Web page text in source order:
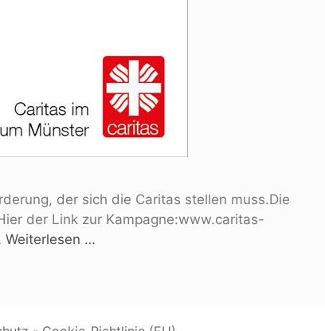
der sich die Caritas stellen muss.Die
der Link zur Kampagne:www.caritas-
Weiterlesen …